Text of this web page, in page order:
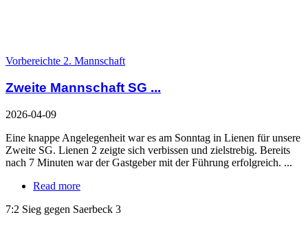
Vorbereichte 2. Mannschaft
Zweite Mannschaft SG ...
2026-04-09
Eine knappe Angelegenheit war es am Sonntag in Lienen für unsere
Zweite SG. Lienen 2 zeigte sich verbissen und zielstrebig. Bereits
nach 7 Minuten war der Gastgeber mit der Führung erfolgreich. ...
Read more
7:2 Sieg gegen Saerbeck 3